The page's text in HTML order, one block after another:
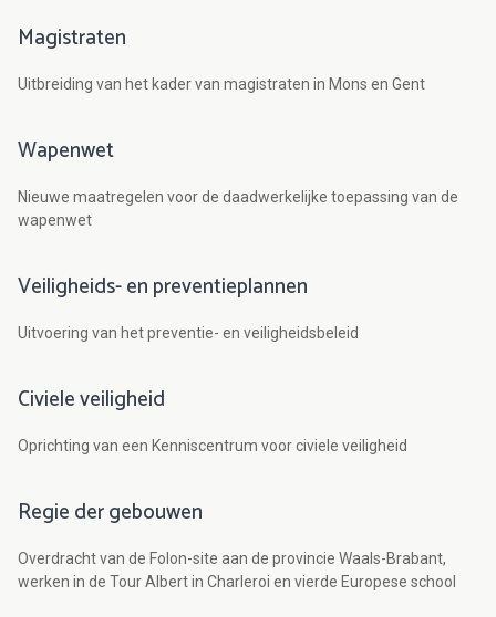
Magistraten
Uitbreiding van het kader van magistraten in Mons en Gent
Wapenwet
Nieuwe maatregelen voor de daadwerkelijke toepassing van de
wapenwet
Veiligheids- en preventieplannen
Uitvoering van het preventie- en veiligheidsbeleid
Civiele veiligheid
Oprichting van een Kenniscentrum voor civiele veiligheid
Regie der gebouwen
Overdracht van de Folon-site aan de provincie Waals-Brabant,
werken in de Tour Albert in Charleroi en vierde Europese school